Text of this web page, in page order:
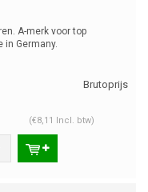
A-merk voor top
in Germany.
(€8,11 Incl. btw)